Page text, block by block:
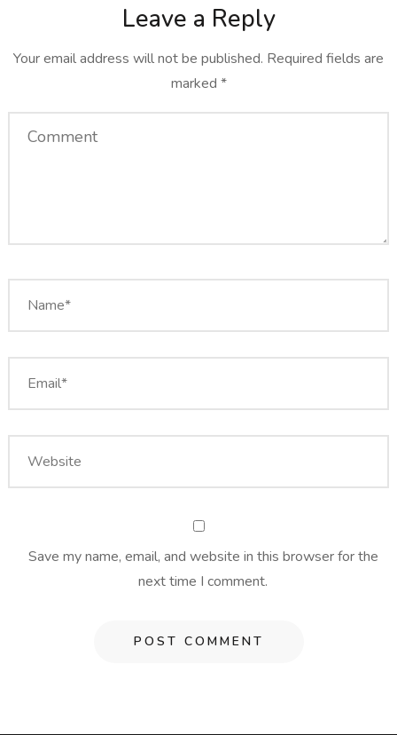
Leave a Reply
Your email address will not be published. Required fields are
marked *
Save my name, email, and website in this browser for the
next time I comment.